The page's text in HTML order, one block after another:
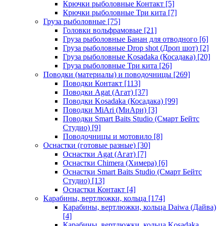
Крючки рыболовные Контакт [5]
Крючки рыболовные Три кита [7]
Груза рыболовные [75]
Головки вольфрамовые [21]
Груза рыболовные Банан для отводного [6]
Груза рыболовные Drop shot (Дроп шот) [2]
Груза рыболовные Kosadaka (Косадака) [20]
Груза рыболовные Три кита [26]
Поводки (материалы) и поводочницы [269]
Поводки Контакт [113]
Поводки Agat (Агат) [37]
Поводки Kosadaka (Косадака) [99]
Поводки MiAri (МиАри) [3]
Поводки Smart Baits Studio (Смарт Бейтс
Студио) [9]
Поводочницы и мотовило [8]
Оснастки (готовые разные) [30]
Оснастки Agat (Агат) [7]
Оснастки Chimera (Химера) [6]
Оснастки Smart Baits Studio (Смарт Бейтс
Студио) [13]
Оснастки Контакт [4]
Карабины, вертлюжки, кольца [174]
Карабины, вертлюжки, кольца Daiwa (Дайва)
[4]